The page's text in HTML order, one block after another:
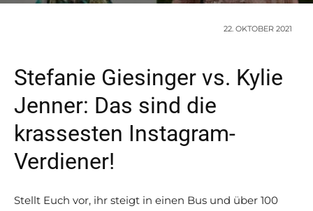
22. OKTOBER 2021
Stefanie Giesinger vs. Kylie
Jenner: Das sind die
krassesten Instagram-
Verdiener!
Stellt Euch vor, ihr steigt in einen Bus und über 100